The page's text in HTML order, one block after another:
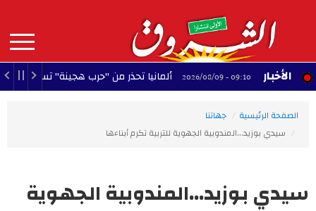
contenu
principal
MAIN
NAVIGATION الأخبار
09:10 - 2026/08/09 ألمانيا تحذر من "حرب هجينة" تستهدف استقرار
الصفحة الرئيسية
جهاتنا
سيدي بوزيد...المندوبية الجهوية للتربية تكرم أبناءها
سيدي بوزيد...المندوبية الجهوية